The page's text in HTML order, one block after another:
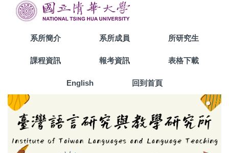
系所簡介 系所成員 所研究生
課程資訊 報考資訊 表格下載
English 回到首頁